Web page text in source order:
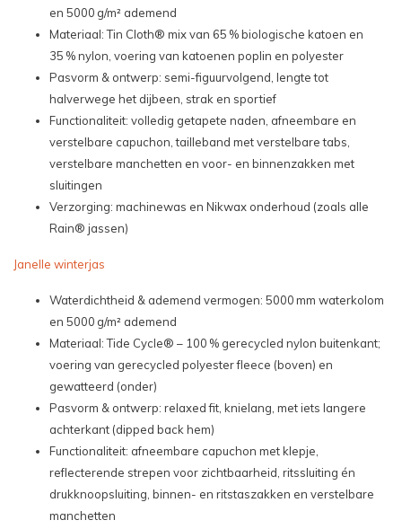
en 5000 g/m² ademend
Materiaal: Tin Cloth® mix van 65 % biologische katoen en
35 % nylon, voering van katoenen poplin en polyester
Pasvorm & ontwerp: semi-figuurvolgend, lengte tot
halverwege het dijbeen, strak en sportief
Functionaliteit: volledig getapete naden, afneembare en
verstelbare capuchon, tailleband met verstelbare tabs,
verstelbare manchetten en voor- en binnenzakken met
sluitingen
Verzorging: machinewas en Nikwax onderhoud (zoals alle
Rain® jassen)
Janelle winterjas
Waterdichtheid & ademend vermogen: 5000 mm waterkolom
en 5000 g/m² ademend
Materiaal: Tide Cycle® – 100 % gerecycled nylon buitenkant;
voering van gerecycled polyester fleece (boven) en
gewatteerd (onder)
Pasvorm & ontwerp: relaxed fit, knielang, met iets langere
achterkant (dipped back hem)
Functionaliteit: afneembare capuchon met klepje,
reflecterende strepen voor zichtbaarheid, ritssluiting én
drukknoopsluiting, binnen- en ritstaszakken en verstelbare
manchetten